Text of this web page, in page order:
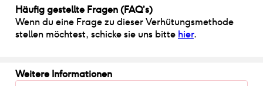
Häufig gestellte Fragen (FAQ’s)
Wenn du eine Frage zu dieser Verhütungsmethode
stellen möchtest, schicke sie uns bitte hier.
Weitere Informationen